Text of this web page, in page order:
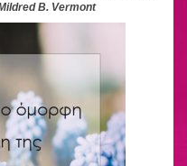
B. Vermont